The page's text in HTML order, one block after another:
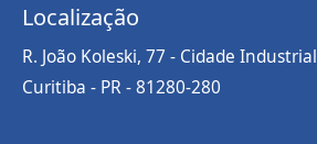
Localização
R. João Koleski, 77 - Cidade
Curitiba - PR -81280-280